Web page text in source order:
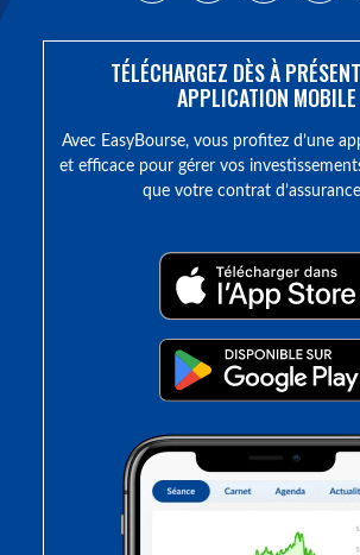
TÉLÉCHARGEZ DÈS À
APPLICATION MOBILE
Avec EasyBourse, vous profitez d’une
et efficace pour gérer vos
que votre contrat